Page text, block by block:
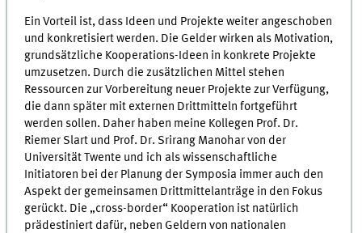
Ein Vorteil ist, dass Ideen und Projekte weiter angeschoben
und konkretisiert werden. Die Gelder wirken als Motivation,
grundsätzliche Kooperations-Ideen in konkrete Projekte
umzusetzen. Durch die zusätzlichen Mittel stehen
Ressourcen zur Vorbereitung neuer Projekte zur Verfügung,
die dann später mit externen Drittmitteln fortgeführt
werden sollen. Daher haben meine Kollegen Prof. Dr.
Riemer Slart und Prof. Dr. Srirang Manohar von der
Universität Twente und ich als wissenschaftliche
Initiatoren bei der Planung der Symposia immer auch den
Aspekt der gemeinsamen Drittmittelanträge in den Fokus
gerückt. Die „cross-border“ Kooperation ist natürlich
prädestiniert dafür, neben Geldern von nationalen